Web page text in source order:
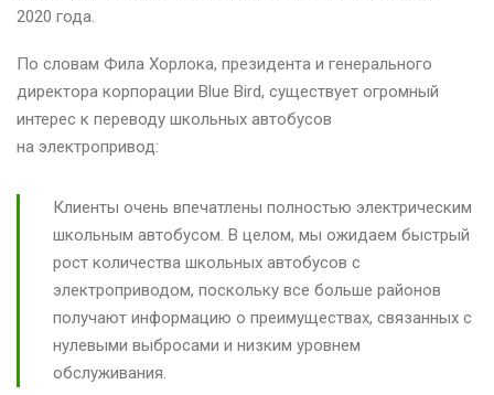
2020 года.
По словам Фила Хорлока, президента и генерального
директора корпорации Blue Bird, существует огромный
интерес к переводу школьных автобусов
на электропривод:
Клиенты очень впечатлены полностью электрическим
школьным автобусом. В целом, мы ожидаем быстрый
рост количества школьных автобусов с
электроприводом, поскольку все больше районов
получают информацию о преимуществах, связанных с
нулевыми выбросами и низким уровнем
обслуживания.